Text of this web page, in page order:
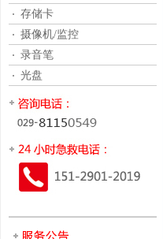
存储卡
摄像机/监控
录音笔
光盘